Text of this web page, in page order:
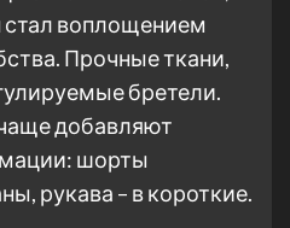
стал воплощением
Прочные ткани,
бретели.
добавляют
шорты
рукава – в короткие.